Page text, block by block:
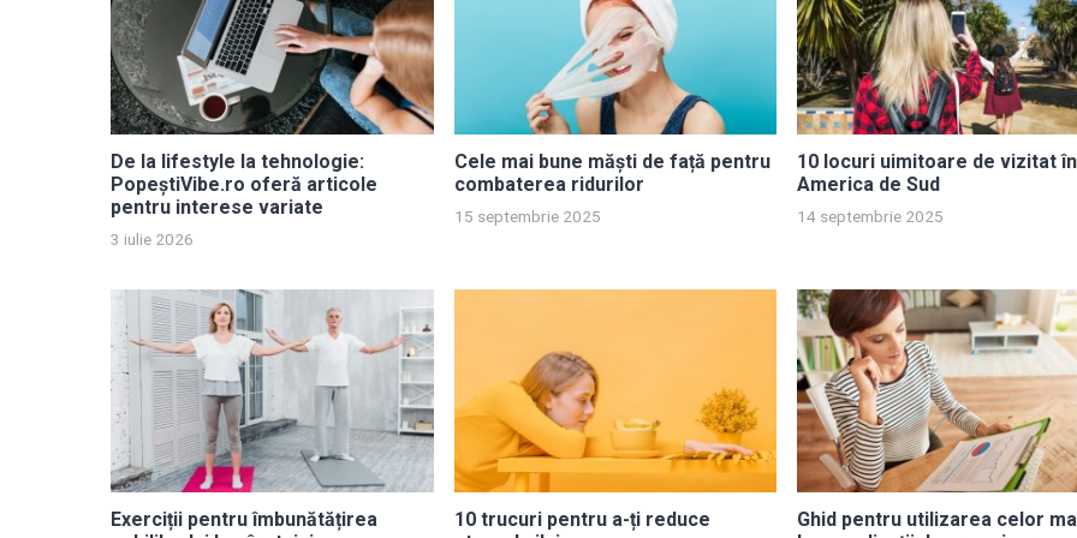
De la lifestyle la tehnologie:
PopeștiVibe.ro oferă articole
pentru interese variate
3 iulie 2026
Cele mai bune măști de față pentru
combaterea ridurilor
15 septembrie 2025
10 locuri uimitoare de vizitat în
America de Sud
14 septembrie 2025
Exerciții pentru îmbunătățirea
10 trucuri pentru a-ți reduce
Ghid pentru utilizarea celor